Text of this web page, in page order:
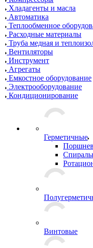
Хладагенты и масла
Автоматика
Теплообменное
Расходные материалы
Труба медная и
Вентиляторы
Инструмент
Агрегаты
Емкостное оборудование
Электрооборудование
Кондиционирование
Герметичные
Винтовые